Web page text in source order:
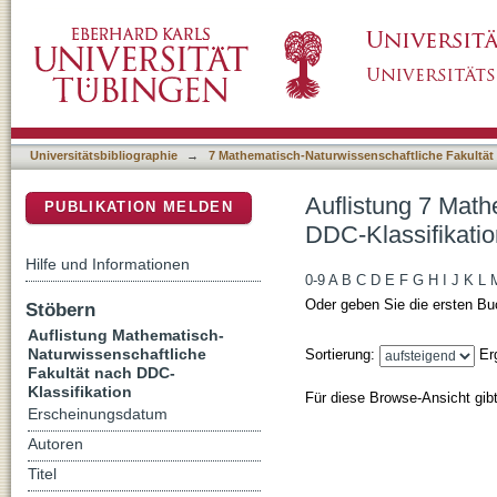
Universitätsbibliographie → 7 Mathematisch-Naturwissenschaftliche Fakultät
Auflistung 7
DDC-
0-9 A B C D E F G H J K L
Oder geben Sie die ersten
Sortierung:
Für diese Browse-Ansicht
PUBLIKATION MELDEN
Hilfe und Informationen
Stöbern
Auflistung Mathematisch-
Naturwissenschaftliche
Fakultät nach DDC-
Klassifikation
Erscheinungsdatum
Autoren
Titel